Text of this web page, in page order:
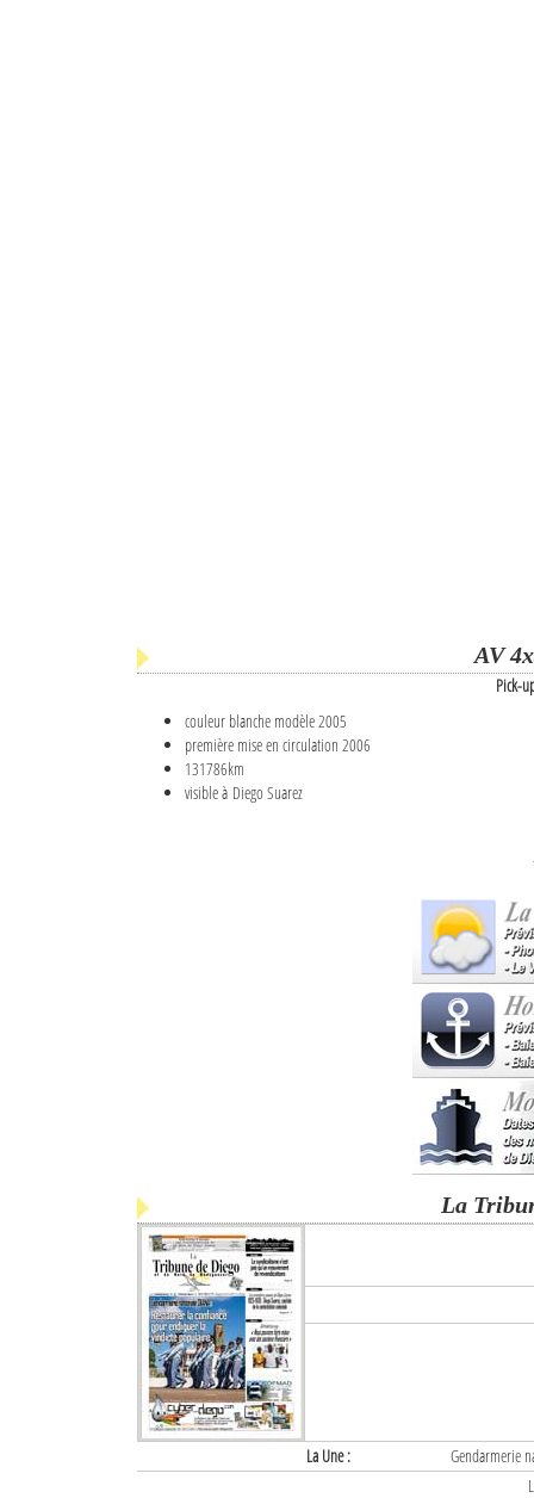
AV
Pick-
couleur blanche modèle 2005
première mise en circulation 2006
131786km
visible à Diego Suarez
La
La Une :
Gendarmerie